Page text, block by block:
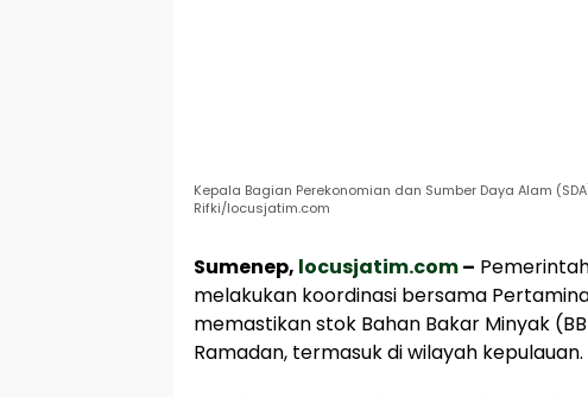
Kepala Bagian Perekonomian dan Sumber Daya Alam
Rifki/locusjatim.com
Sumenep, locusjatim.com–
melakukan koordinasi bersama
memastikan stok Bahan Bakar Minyak
Ramadan, termasuk di wilayah kepulauan.